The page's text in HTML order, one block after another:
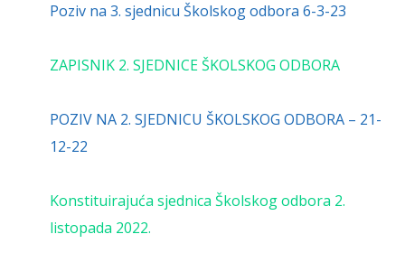
Poziv na 3. sjednicu Školskog odbora 6-3-23
ZAPISNIK 2. SJEDNICE ŠKOLSKOG ODBORA
POZIV NA 2. SJEDNICU ŠKOLSKOG ODBORA – 21-
12-22
Konstituirajuća sjednica Školskog odbora 2.
listopada 2022.